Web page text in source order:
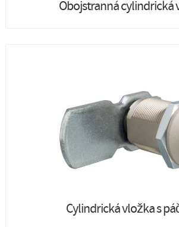
Obojstranná cylindrická
Cylindrická vložka s